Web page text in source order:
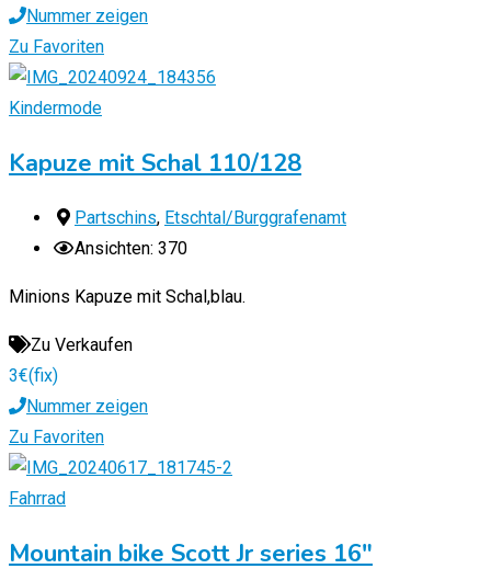
Nummer zeigen
Zu Favoriten
Kindermode
Kapuze mit Schal 110/128
Partschins, Etschtal/Burggrafenamt
Ansichten: 370
Minions Kapuze mit Schal,blau.
Zu Verkaufen
3€(fix)
Nummer zeigen
Zu Favoriten
Fahrrad
Mountain bike Scott Jr series 16″